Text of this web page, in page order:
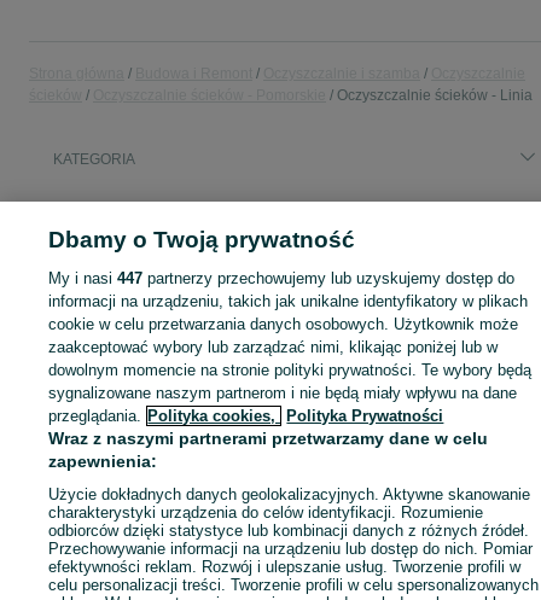
Oczyszczalnie ścieków - Linia
KATEGORIA
Mapa kategorii
Mapa miejscowości
Mapa ministron
Popularne wyszukiwania
Dbamy o Twoją prywatność
My i nasi447 partnerzy przechowujemy lub uzyskujemy dostęp do
informacji na urządzeniu, takich jak unikalne identyfikatory w plikach
cookie w celu przetwarzania danych osobowych. Użytkownik może
zaakceptować wybory lub zarządzać nimi, klikając poniżej lub w
dowolnym momencie na stronie polityki prywatności. Te wybory będą
sygnalizowane naszym partnerom i nie będą miały wpływu na dane
przeglądania. Polityka cookies, Polityka Prywatności
Wraz z naszymi partnerami przetwarzamy dane w celu
zapewnienia:
Użycie dokładnych danych geolokalizacyjnych. Aktywne skanowanie
charakterystyki urządzenia do celów identyfikacji. Rozumienie
odbiorców dzięki statystyce lub kombinacji danych z różnych źródeł.
Przechowywanie informacji na urządzeniu lub dostęp do nich. Pomiar
efektywności reklam. Rozwój i ulepszanie usług. Tworzenie profili w
celu personalizacji treści. Tworzenie profili w celu spersonalizowanych